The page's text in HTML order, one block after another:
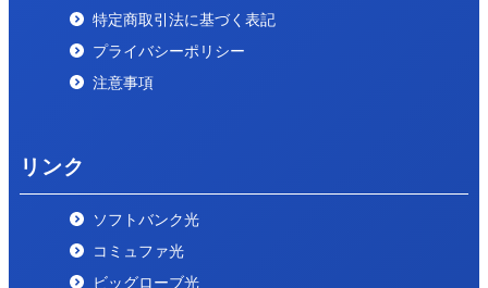
特定商取引法に基づく表記
プライバシーポリシー
注意事項
リンク
ソフトバンク光
コミュファ光
ビッグローブ光